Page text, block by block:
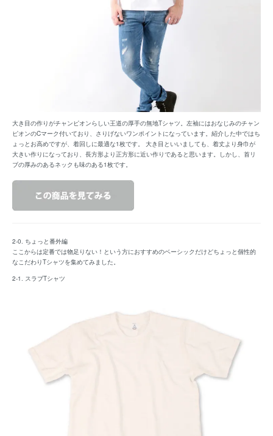
大き目の作りがチャンピオンらしい王道の厚手の無地Tシャツ。左袖にはおなじみのチャン
ピオンのCマーク付いており、さりげないワンポイントになっています。紹介した中ではち
ょっとお高めですが、着回しに最適な1枚です。 大き目といいましても、着丈より身巾が
大きい作りになっており、長方形より正方形に近い作りであると思います。しかし、首リ
ブの厚みのあるネックも味のある1枚です。
2-0. ちょっと番外編
ここからは定番では物足りない！という方におすすめのベーシックだけどちょっと個性的
なこだわりTシャツを集めてみました。
2-1. スラブTシャツ